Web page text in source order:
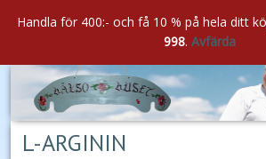
L-ARGININ
Handla för 400:- och få 10 % på hela ditt
998. Avfärda